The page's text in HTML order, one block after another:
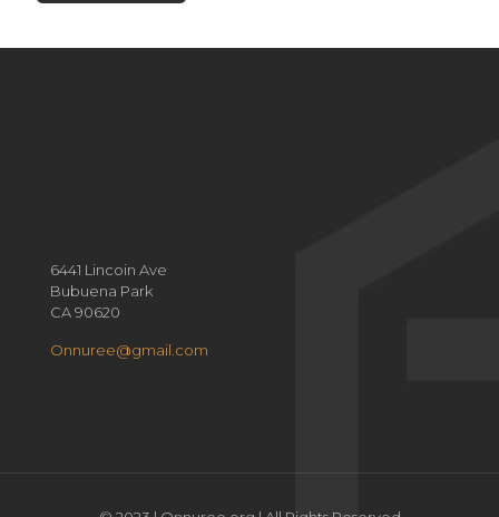
6441 Lincoin Ave
Bubuena Park
CA 90620
Onnuree@gmail.com